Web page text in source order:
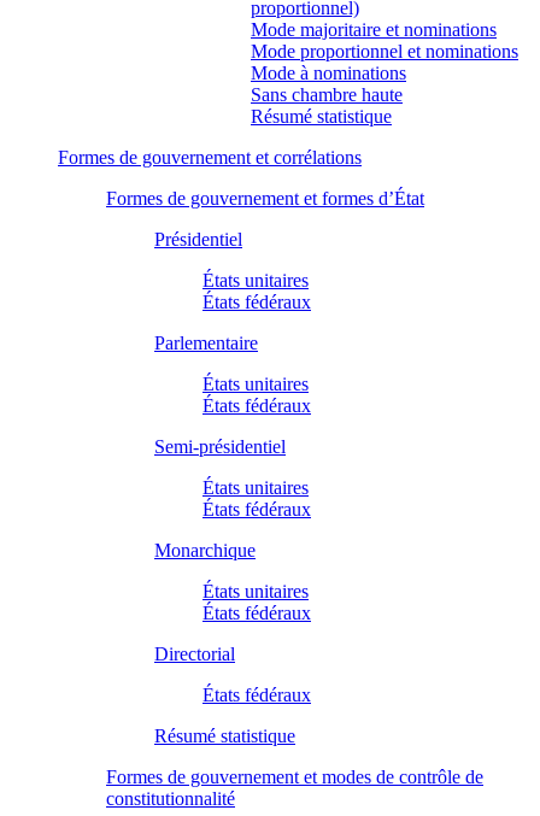
proportionnel)
Mode majoritaire et nominations
Mode proportionnel et nominations
Mode à nominations
Sans chambre haute
Résumé statistique
Formes de gouvernement et corrélations
Formes de gouvernement et formes d’État
Présidentiel
États unitaires
États fédéraux
Parlementaire
États unitaires
États fédéraux
Semi-présidentiel
États unitaires
États fédéraux
Monarchique
États unitaires
États fédéraux
Directorial
États fédéraux
Résumé statistique
Formes de gouvernement et modes de contrôle de
constitutionnalité